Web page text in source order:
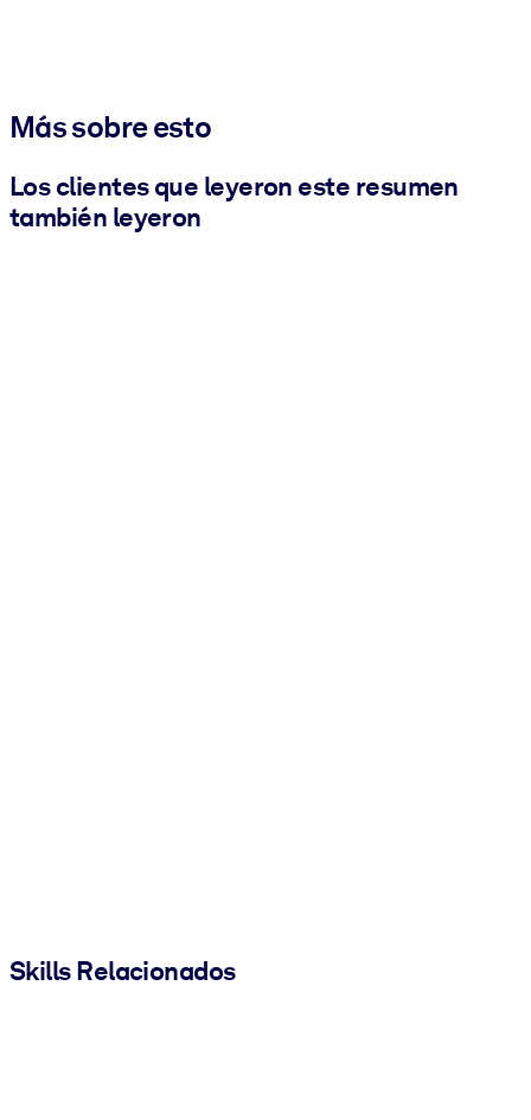
Más sobre esto
Los clientes que leyeron este resumen
también leyeron
Skills Relacionados